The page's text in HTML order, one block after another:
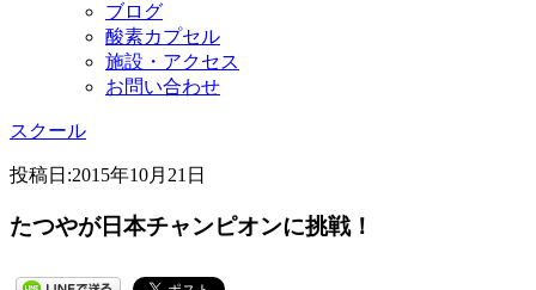
ブログ
酸素カプセル
施設・アクセス
お問い合わせ
スクール
投稿日:2015年10月21日
たつやが日本チャンピオンに挑戦！